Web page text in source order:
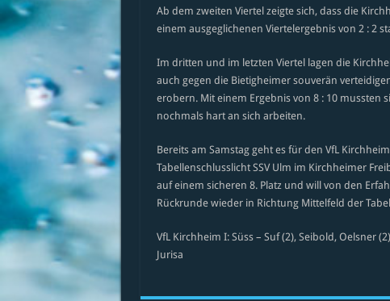
Ab dem zweiten Viertel zeigte sich, dass die
einem ausgeglichenen Viertelergebnis von 2 : 2
Im dritten und im letzten Viertel lagen die
auch gegen die Bietigheimer souverän
erobern. Mit einem Ergebnis von 8 : 10
nochmals hart an sich arbeiten.
Bereits am Samstag geht es für den VfL
Tabellenschlusslicht SSV Ulm im Kirchheimer
auf einem sicheren 8. Platz und will von den
Rückrunde wieder in Richtung Mittelfeld der
VfL Kirchheim I: Süss – Suf (2), Seibold, Oelsner
Jurisa